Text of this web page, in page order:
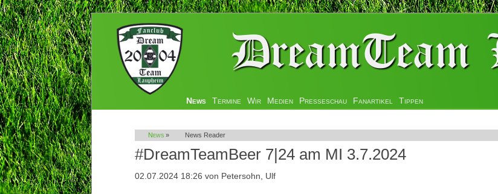
Navigation
News Termine Wir Medien Presseschau Fanartikel Tippen
News » News Reader
#DreamTeamBeer 7|24 am MI 3.7.2024
02.07.2024 18:26 von Petersohn, Ulf